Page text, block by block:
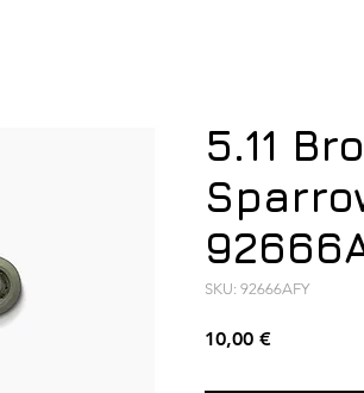
5.11
SKU: 92666AFY
10,00 €Τιμή